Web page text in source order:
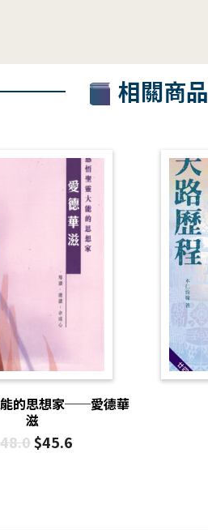
相關商品
的思想家──愛德華
滋
48.0$45.6